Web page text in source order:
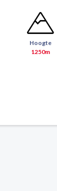
Hoogte
1250m